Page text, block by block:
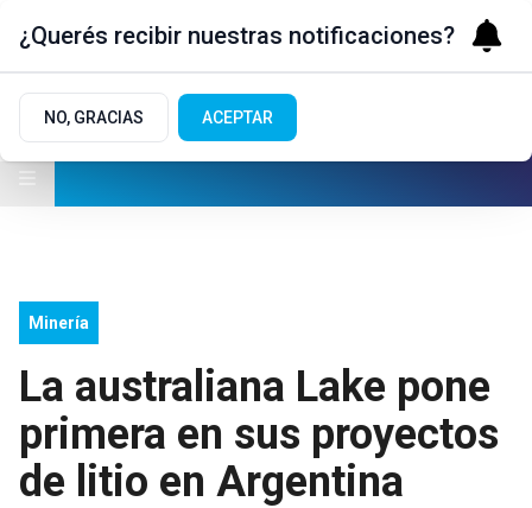
Minería
La australiana Lake pone
primera en sus proyectos
de litio en Argentina
¿Querés recibir nuestras notificaciones?
NO, GRACIAS ACEPTAR